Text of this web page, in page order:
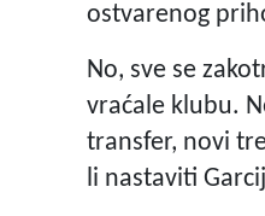
ostvarenog
No, sve se
vraćale klubu.
transfer, novi
li nastaviti